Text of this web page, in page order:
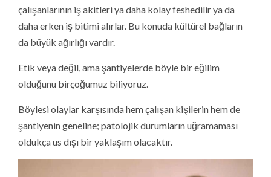
çalışanlarının iş akitleri ya daha kolay feshedilir ya da
daha erken iş bitimi alırlar. Bu konuda kültürel bağların
da büyük ağırlığı vardır.
Etik veya değil, ama şantiyelerde böyle bir eğilim
olduğunu birçoğumuz biliyoruz.
Böylesi olaylar karşısında hem çalışan kişilerin hem de
şantiyenin geneline; patolojik durumların uğramaması
oldukça us dışı bir yaklaşım olacaktır.